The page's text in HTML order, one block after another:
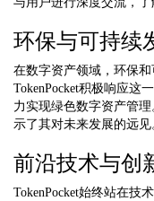
环保与可持续
在数字资产领域，环保和
TokenPocket积极响应这
力实现绿色数字资产管
示了其对未来发展的远见
前沿技术与创
TokenPocket始终站在技